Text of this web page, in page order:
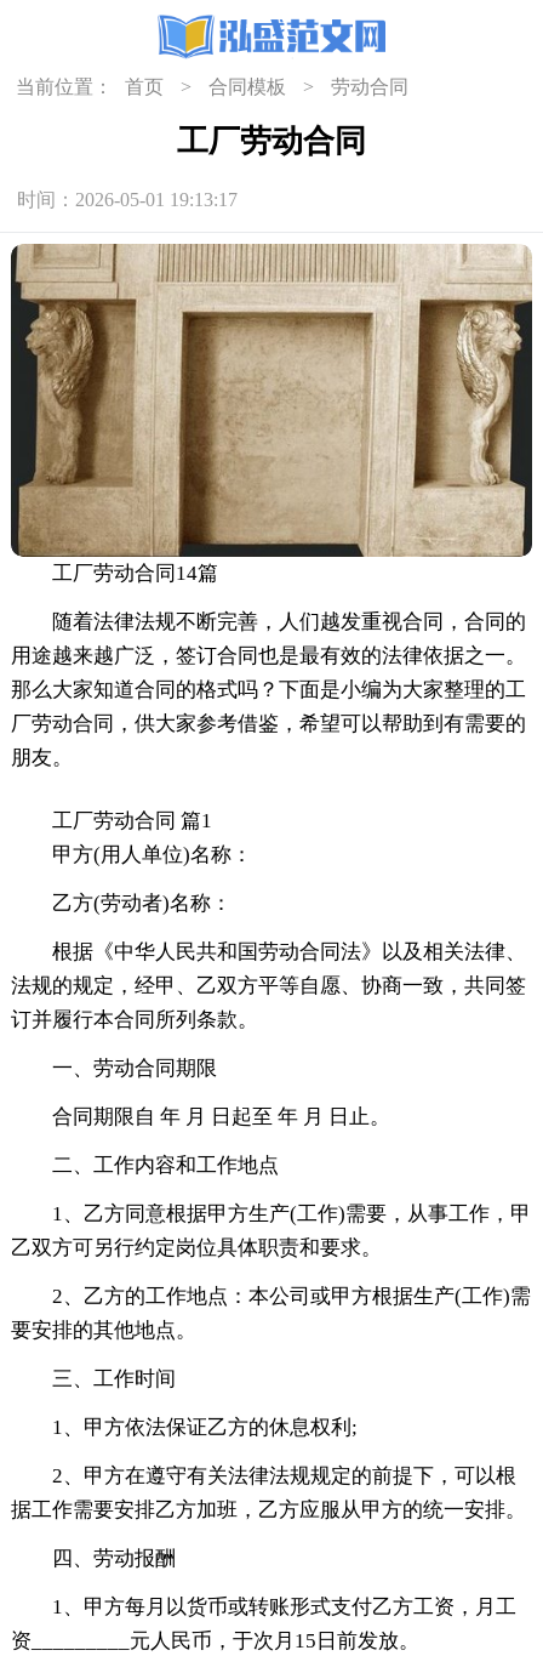
当前位置： 首页 > 合同模板 > 劳动合同
工厂劳动合同
时间：2026-05-01 19:13:17
工厂劳动合同14篇
随着法律法规不断完善，人们越发重视合同，合同的
用途越来越广泛，签订合同也是最有效的法律依据之一。
那么大家知道合同的格式吗？下面是小编为大家整理的工
厂劳动合同，供大家参考借鉴，希望可以帮助到有需要的
朋友。
工厂劳动合同 篇1
甲方(用人单位)名称：
乙方(劳动者)名称：
根据《中华人民共和国劳动合同法》以及相关法律、
法规的规定，经甲、乙双方平等自愿、协商一致，共同签
订并履行本合同所列条款。
一、劳动合同期限
合同期限自 年 月 日起至 年 月 日止。
二、工作内容和工作地点
1、乙方同意根据甲方生产(工作)需要，从事工作，甲
乙双方可另行约定岗位具体职责和要求。
2、乙方的工作地点：本公司或甲方根据生产(工作)需
要安排的其他地点。
三、工作时间
1、甲方依法保证乙方的休息权利;
2、甲方在遵守有关法律法规规定的前提下，可以根
据工作需要安排乙方加班，乙方应服从甲方的统一安排。
四、劳动报酬
1、甲方每月以货币或转账形式支付乙方工资，月工
资_________元人民币，于次月15日前发放。